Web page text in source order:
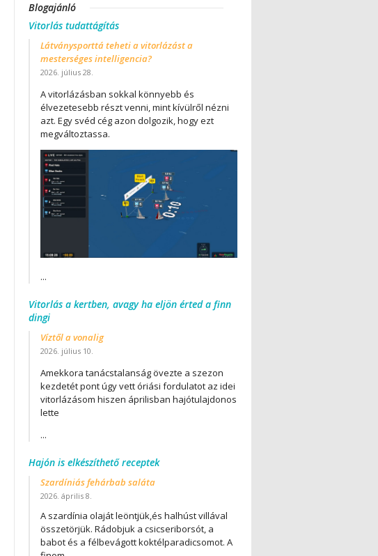
Blogajánló
Vitorlás tudattágítás
Látványsporttá teheti a vitorlázást a
mesterséges intelligencia?
2026. július 28.
A vitorlázásban sokkal könnyebb és
élvezetesebb részt venni, mint kívülről nézni
azt. Egy svéd cég azon dolgozik, hogy ezt
megváltoztassa.
...
Vitorlás a kertben, avagy ha eljön érted a finn
dingi
Víztől a vonalig
2026. július 10.
Amekkora tanácstalanság övezte a szezon
kezdetét pont úgy vett óriási fordulatot az idei
vitorlázásom hiszen áprilisban hajótulajdonos
lette
...
Hajón is elkészíthető receptek
Szardíniás fehárbab saláta
2026. április 8.
A szardínia olaját leöntjük,és halhúst villával
összetörjük. Rádobjuk a csicseriborsót, a
babot és a félbevágott koktélparadicsomot. A